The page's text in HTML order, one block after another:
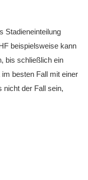
Stadieneinteilung
beispielsweise kann
bis schließlich ein
besten Fall mit einer
nicht der Fall sein,